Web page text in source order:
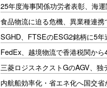
25年度海事関係功労者表彰、海運
食品物流に迫る危機、異業種連携
SGHD、FTSEのESG2銘柄に5年
FedEx、越境物流で香港税関か
三菱ロジスネクストGのAGV、独
内航船効率化・省エネ化へ国交